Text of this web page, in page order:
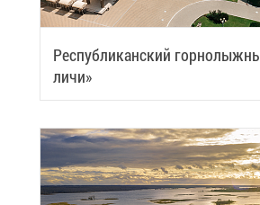
Рес­пуб­ли­кан­ский
ли­чи»